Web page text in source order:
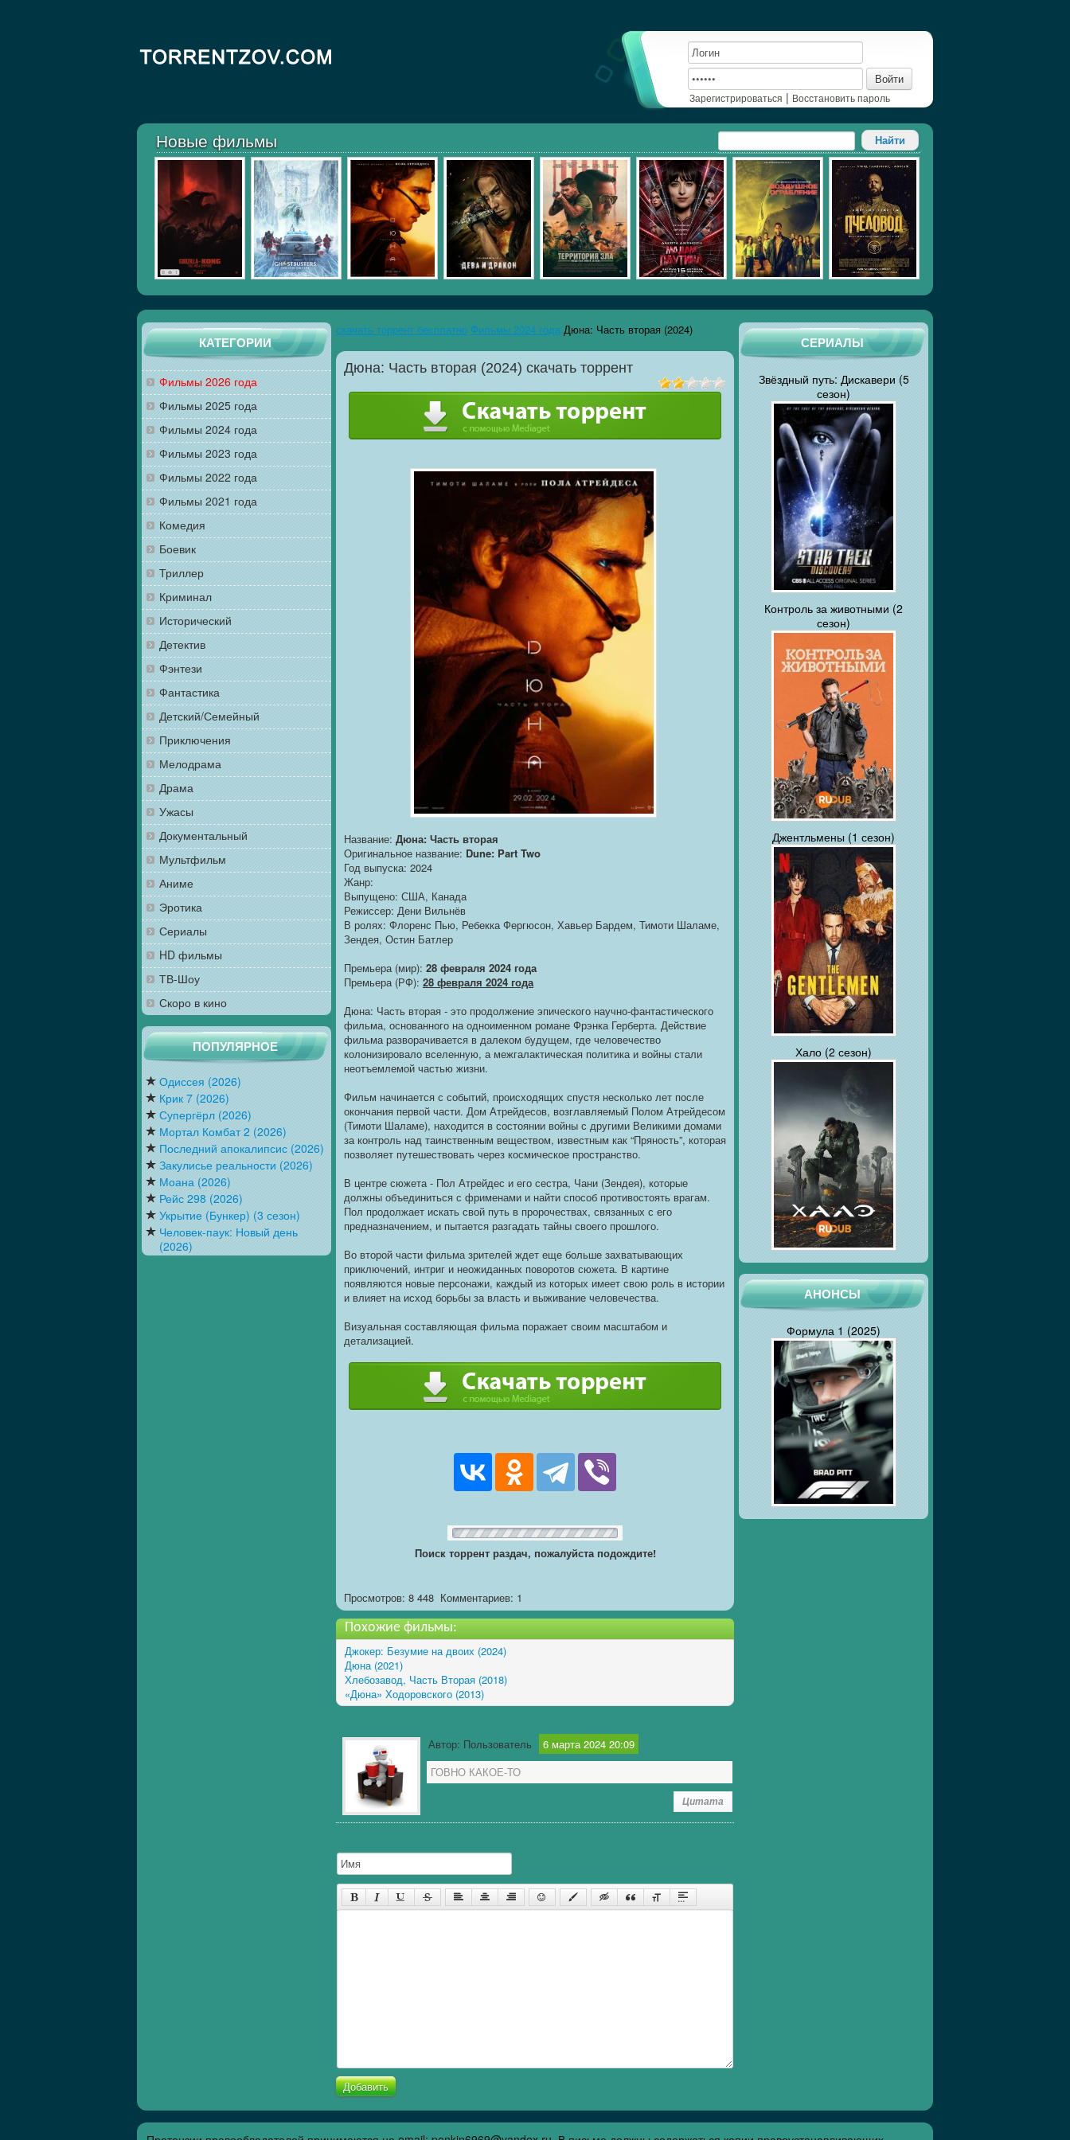
Войти
Зарегистрироваться | Восстановить пароль
Новые фильмы
СЕРИАЛЫ
Звёздный путь: Дискавери (5
сезон)
Контроль за животными (2
сезон)
Джентльмены (1 сезон)
Хало (2 сезон)
АНОНСЫ
Формула 1 (2025)
КАТЕГОРИИ
Фильмы 2026 года
Фильмы 2025 года
Фильмы 2024 года
Фильмы 2023 года
Фильмы 2022 года
Фильмы 2021 года
Комедия
Боевик
Триллер
Криминал
Исторический
Детектив
Фэнтези
Фантастика
Детский/Семейный
Приключения
Мелодрама
Драма
Ужасы
Документальный
Мультфильм
Аниме
Эротика
Сериалы
HD фильмы
ТВ-Шоу
Скоро в кино
ПОПУЛЯРНОЕ
Одиссея (2026)
Крик 7 (2026)
Супергёрл (2026)
Мортал Комбат 2 (2026)
Последний апокалипсис (2026)
Закулисье реальности (2026)
Моана (2026)
Рейс 298 (2026)
Укрытие (Бункер) (3 сезон)
Человек-паук: Новый день
(2026)
скачать торрент бесплатно Фильмы 2024 года Дюна: Часть вторая (2024)
Дюна: Часть вторая (2024) скачать торрент
Название: Дюна: Часть вторая
Оригинальное название: Dune: Part Two
Год выпуска: 2024
Жанр:
Выпущено: США, Канада
Режиссер: Дени Вильнёв
В ролях: Флоренс Пью, Ребекка Фергюсон, Хавьер Бардем, Тимоти Шаламе,
Зендея, Остин Батлер
Премьера (мир): 28 февраля 2024 года
Премьера (РФ): 28 февраля 2024 года
Дюна: Часть вторая - это продолжение эпического научно-фантастического
фильма, основанного на одноименном романе Фрэнка Герберта. Действие
фильма разворачивается в далеком будущем, где человечество
колонизировало вселенную, а межгалактическая политика и войны стали
неотъемлемой частью жизни.
Фильм начинается с событий, происходящих спустя несколько лет после
окончания первой части. Дом Атрейдесов, возглавляемый Полом Атрейдесом
(Тимоти Шаламе), находится в состоянии войны с другими Великими домами
за контроль над таинственным веществом, известным как “Пряность”, которая
позволяет путешествовать через космическое пространство.
В центре сюжета - Пол Атрейдес и его сестра, Чани (Зендея), которые
должны объединиться с фрименами и найти способ противостоять врагам.
Пол продолжает искать свой путь в пророчествах, связанных с его
предназначением, и пытается разгадать тайны своего прошлого.
Во второй части фильма зрителей ждет еще больше захватывающих
приключений, интриг и неожиданных поворотов сюжета. В картине
появляются новые персонажи, каждый из которых имеет свою роль в истории
и влияет на исход борьбы за власть и выживание человечества.
Визуальная составляющая фильма поражает своим масштабом и
детализацией.
Поиск торрент раздач, пожалуйста подождите!
Просмотров: 8 448 Комментариев: 1
Похожие фильмы:
Джокер: Безумие на двоих (2024)
Дюна (2021)
Хлебозавод, Часть Вторая (2018)
«Дюна» Ходоровского (2013)
Автор: Пользователь
6 марта 2024 20:09
ГОВНО КАКОЕ-ТО
Цитата
Добавить